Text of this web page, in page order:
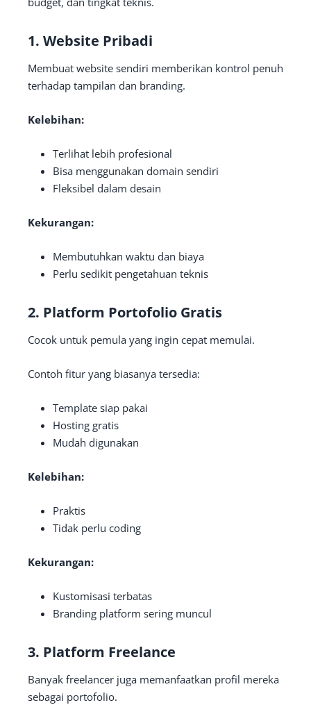
1. Website Pribadi
Membuat website sendiri memberikan kontrol penuh
terhadap tampilan dan branding.
Kelebihan:
Terlihat lebih profesional
Bisa menggunakan domain sendiri
Fleksibel dalam desain
Kekurangan:
Membutuhkan waktu dan biaya
Perlu sedikit pengetahuan teknis
2. Platform Portofolio Gratis
Cocok untuk pemula yang ingin cepat memulai.
Contoh fitur yang biasanya tersedia:
Template siap pakai
Hosting gratis
Mudah digunakan
Kelebihan:
Praktis
Tidak perlu coding
Kekurangan:
Kustomisasi terbatas
Branding platform sering muncul
3. Platform Freelance
Banyak freelancer juga memanfaatkan profil mereka
sebagai portofolio.